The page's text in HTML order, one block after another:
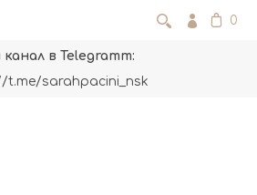
0
в Telegramm:
t.me/sarahpacini_nsk